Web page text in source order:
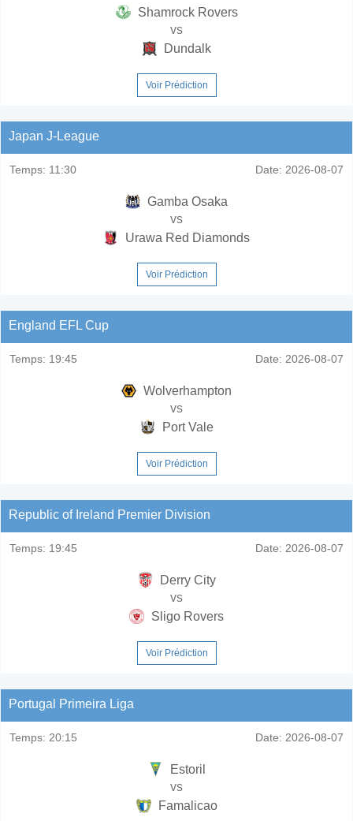
Shamrock Rovers
vs
Dundalk
Voir Prédiction
Japan J-League
Temps: 11:30 Date: 2026-08-07
Gamba Osaka
vs
Urawa Red Diamonds
Voir Prédiction
England EFL Cup
Temps: 19:45 Date: 2026-08-07
Wolverhampton
vs
Port Vale
Voir Prédiction
Republic of Ireland Premier Division
Temps: 19:45 Date: 2026-08-07
Derry City
vs
Sligo Rovers
Voir Prédiction
Portugal Primeira Liga
Temps: 20:15 Date: 2026-08-07
Estoril
vs
Famalicao